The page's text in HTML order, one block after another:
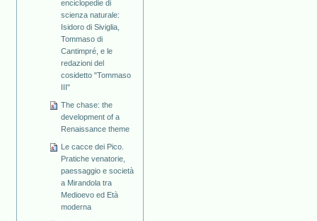
enciclopedie di
scienza naturale:
Isidoro di Siviglia,
Tommaso di
Cantimpré, e le
redazioni del
cosidetto "Tommaso
III"
The chase: the
development of a
Renaissance theme
Le cacce dei Pico.
Pratiche venatorie,
paessaggio e società
a Mirandola tra
Medioevo ed Età
moderna